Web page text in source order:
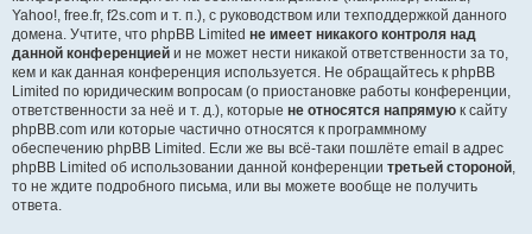
Yahoo!, free.fr, f2s.com и т. п.), с руководством или техподдержкой данного
домена. Учтите, что phpBB Limited не имеет никакого контроля над
данной конференцией и не может нести никакой ответственности за то,
кем и как данная конференция используется. Не обращайтесь к phpBB
Limited по юридическим вопросам (о приостановке работы конференции,
ответственности за неё и т. д.), которые не относятся напрямую к сайту
phpBB.com или которые частично относятся к программному
обеспечению phpBB Limited. Если же вы всё-таки пошлёте email в адрес
phpBB Limited об использовании данной конференции третьей стороной,
то не ждите подробного письма, или вы можете вообще не получить
ответа.